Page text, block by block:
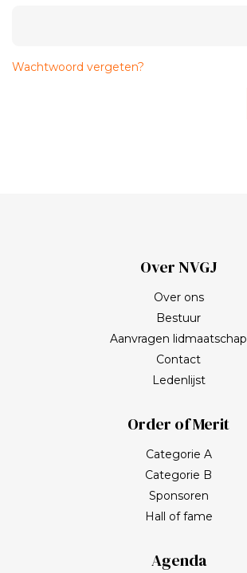
Wachtwoord vergeten?
Over NVGJ
Over ons
Bestuur
Aanvragen lidmaatschap
Contact
Ledenlijst
Order of Merit
Categorie A
Categorie B
Sponsoren
Hall of fame
Agenda